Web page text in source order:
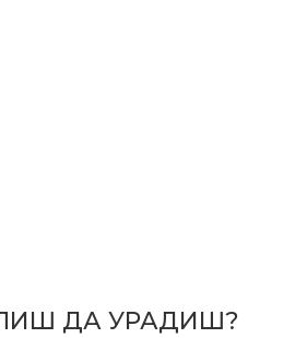
ДА УРАДИШ?